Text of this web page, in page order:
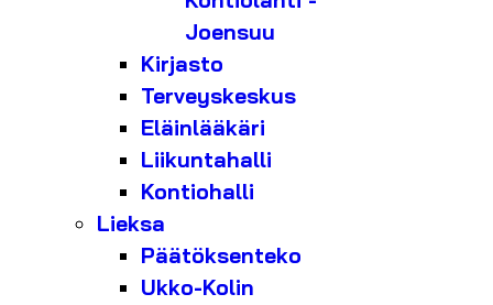
Joensuu
Kirjasto
Terveyskeskus
Eläinlääkäri
Liikuntahalli
Kontiohalli
Lieksa
Päätöksenteko
Ukko-Kolin